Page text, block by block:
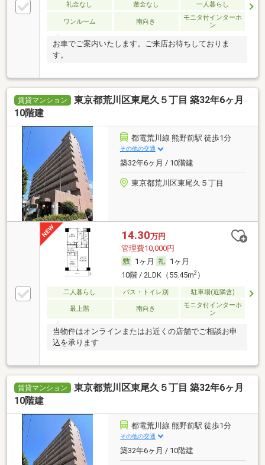
礼金なし 敷金なし 一人暮らし
ワンルーム 南向き
モニタ付インターホ
ン
お車でご案内いたします。ご来店お待ちしておりま
す。
賃貸マンション
東京都荒川区東尾久５丁目 築32年6ヶ月
10階建
都電荒川線 熊野前駅 徒歩1分
その他の交通
築32年6ヶ月 / 10階建
東京都荒川区東尾久５丁目
14.30万円
管理費10,000円
1ヶ月
1ヶ月
10階 / 2LDK（55.45m2）
二人暮らし バス・トイレ別 駐車場(近隣含)
最上階 南向き
モニタ付インターホ
ン
当物件はオンラインまたはお近くの店舗でご相談お申
込を承ります
賃貸マンション
東京都荒川区東尾久５丁目 築32年6ヶ月
10階建
都電荒川線 熊野前駅 徒歩1分
その他の交通
築32年6ヶ月 / 10階建